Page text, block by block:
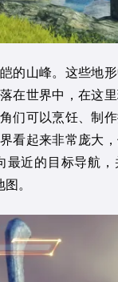
的山峰。这些地
世界中，在这里
们可以烹饪、制
看起来非常庞大
近的目标导航
。